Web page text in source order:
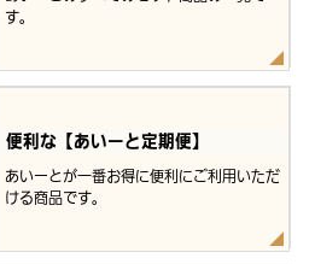
す。
便利な【あいーと定期便】
あいーとが一番お得に便利にご利用いただ
ける商品です。